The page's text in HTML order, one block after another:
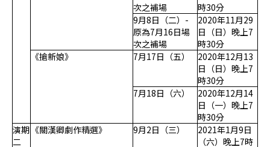
次之補場
時30分
9月8日（二）-
原為7月16日場
次之補場
2020年11月29
日（日）晚上7
時30分
《搶新娘》
7月17日（五）
2020年12月13
日（日）晚上7
時30分
7月18日（六）
2020年12月14
日（一）晚上7
時30分
演期
二
《關漢卿劇作精選》 9月2日（三）
2021年1月9日
（六）晚上7時